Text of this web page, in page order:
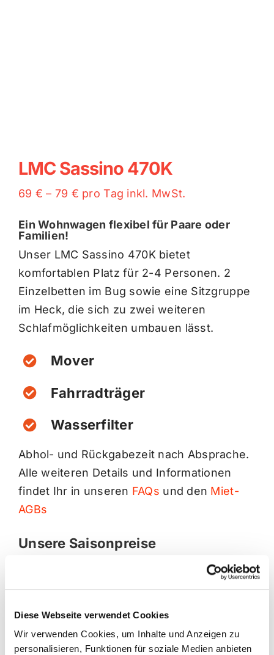
Diese Webseite verwendet Cookies
Wir verwenden Cookies, um Inhalte und Anzeigen zu
personalisieren, Funktionen für soziale Medien anbieten
LMC Sassino 470K
69 € – 79 € pro Tag inkl. MwSt.
Ein Wohnwagen flexibel für Paare oder
Familien!
Unser LMC Sassino 470K bietet
komfortablen Platz für 2-4 Personen. 2
Einzelbetten im Bug sowie eine Sitzgruppe
im Heck, die sich zu zwei weiteren
Schlafmöglichkeiten umbauen lässt.
Mover
Fahrradträger
Wasserfilter
Abhol- und Rückgabezeit nach Absprache.
Alle weiteren Details und Informationen
findet Ihr in unseren FAQs und den Miet-
AGBs
Unsere Saisonpreise
Sommer: 79 € / Tag *
(Jun – Aug)
Herbst: 69 € / Tag *
(Sep – Okt)